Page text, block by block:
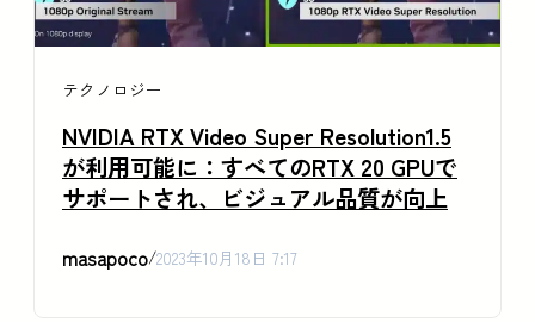
テクノロジー
NVIDIA RTX Video Super Resolution1.5
が利用可能に：すべてのRTX 20 GPUで
サポートされ、ビジュアル品質が向上
masapoco/2023年10月18日 7:17